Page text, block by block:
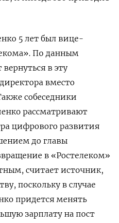
5 лет был вице-
По данным
в эту
вместо
собеседники
рассматривают
цифрового развития
до главы
в «Ростелеком»
считает источник,
поскольку в случае
придется менять
зарплату на пост